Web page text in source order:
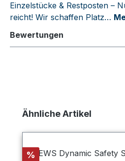
Einzelstücke & Restposten –
reicht! Wir schaffen Platz…
Bewertungen
Produktgalerie überspringen
Ähnliche Artikel
Rabatt
%